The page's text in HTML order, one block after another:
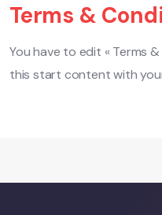
Terms &
You have to edit « Terms
this start content with